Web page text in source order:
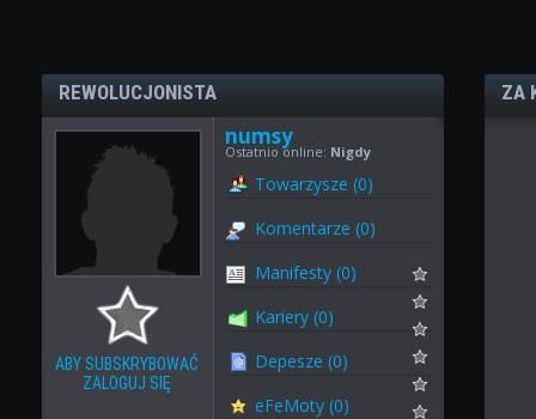
REWOLUCJONISTA
ABY SUBSKRYBOWAĆ
ZALOGUJ SIĘ
numsy
Ostatnio online: Nigdy
Towarzysze (0)
Komentarze (0)
Manifesty (0)
Kariery (0)
Depesze (0)
eFeMoty (0)
ZA